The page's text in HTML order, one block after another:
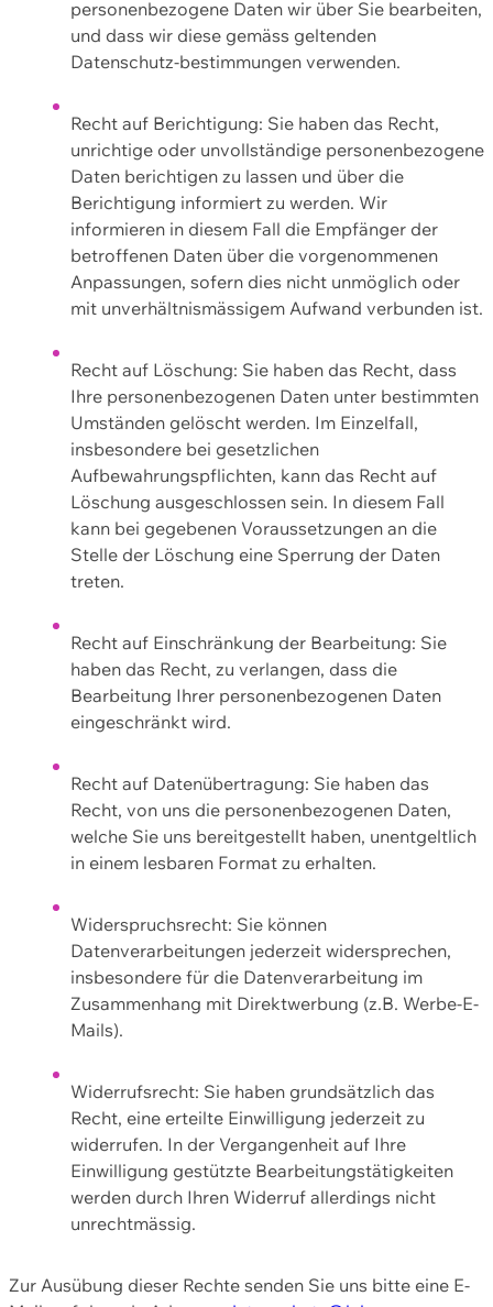
personenbezogene Daten wir über Sie bearbeiten,
und dass wir diese gemäss geltenden
Datenschutz-bestimmungen verwenden.
Recht auf Berichtigung: Sie haben das Recht,
unrichtige oder unvollständige personenbezogene
Daten berichtigen zu lassen und über die
Berichtigung informiert zu werden. Wir
informieren in diesem Fall die Empfänger der
betroffenen Daten über die vorgenommenen
Anpassungen, sofern dies nicht unmöglich oder
mit unverhältnismässigem Aufwand verbunden ist.
Recht auf Löschung: Sie haben das Recht, dass
Ihre personenbezogenen Daten unter bestimmten
Umständen gelöscht werden. Im Einzelfall,
insbesondere bei gesetzlichen
Aufbewahrungspflichten, kann das Recht auf
Löschung ausgeschlossen sein. In diesem Fall
kann bei gegebenen Voraussetzungen an die
Stelle der Löschung eine Sperrung der Daten
treten.
Recht auf Einschränkung der Bearbeitung: Sie
haben das Recht, zu verlangen, dass die
Bearbeitung Ihrer personenbezogenen Daten
eingeschränkt wird.
Recht auf Datenübertragung: Sie haben das
Recht, von uns die personenbezogenen Daten,
welche Sie uns bereitgestellt haben, unentgeltlich
in einem lesbaren Format zu erhalten.
Widerspruchsrecht: Sie können
Datenverarbeitungen jederzeit widersprechen,
insbesondere für die Datenverarbeitung im
Zusammenhang mit Direktwerbung (z.B. Werbe-E-
Mails).
Widerrufsrecht: Sie haben grundsätzlich das
Recht, eine erteilte Einwilligung jederzeit zu
widerrufen. In der Vergangenheit auf Ihre
Einwilligung gestützte Bearbeitungstätigkeiten
werden durch Ihren Widerruf allerdings nicht
unrechtmässig.
Zur Ausübung dieser Rechte senden Sie uns bitte eine E-